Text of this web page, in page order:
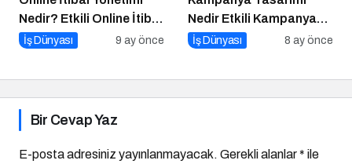
Nedir? Etkili Online İtibar
Yönetimi İçin 10 Altın
İş Dünyası 9 ay önce
Nedir Etkili Kampanya
Tasarımı İçin 10 Altın
İş Dünyası 8 ay önce
Bir Cevap Yaz
E-posta adresiniz yayınlanmayacak. Gerekli alanlar* ile